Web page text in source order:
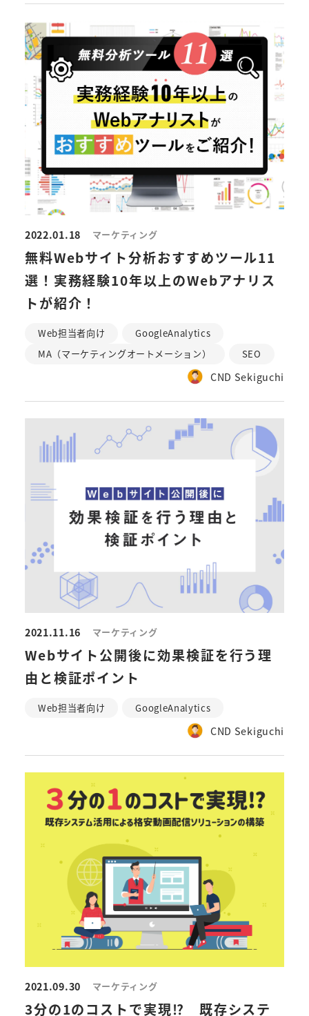
2022.01.18 マーケティング
無料Webサイト分析おすすめツール11
選！実務経験10年以上のWebアナリス
トが紹介！
Web担当者向け
GoogleAnalytics
MA（マーケティングオートメーション）
SEO
CND Sekiguchi
2021.11.16 マーケティング
Webサイト公開後に効果検証を行う理
由と検証ポイント
Web担当者向け GoogleAnalytics
CND Sekiguchi
2021.09.30 マーケティング
3分の1のコストで実現⁉ 既存システ